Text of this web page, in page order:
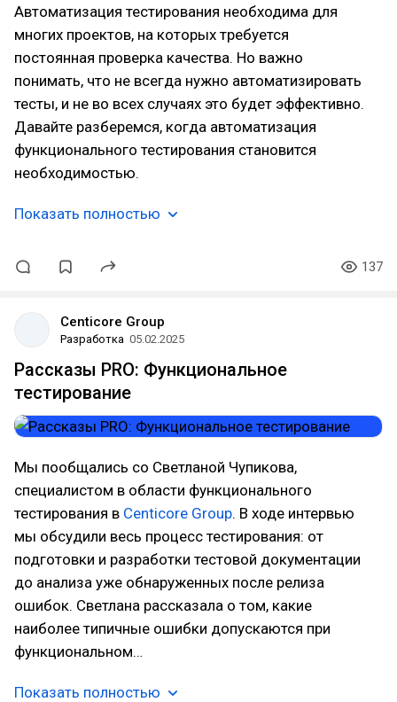
Автоматизация тестирования необходима для
многих проектов, на которых требуется
постоянная проверка качества. Но важно
понимать, что не всегда нужно автоматизировать
тесты, и не во всех случаях это будет эффективно.
Давайте разберемся, когда автоматизация
функционального тестирования становится
необходимостью.
Показать полностью
137
Centicore Group
Разработка 05.02.2025
Рассказы PRO: Функциональное
тестирование
Мы пообщались со Светланой Чупикова,
специалистом в области функционального
тестирования в Centicore Group. В ходе интервью
мы обсудили весь процесс тестирования: от
подготовки и разработки тестовой документации
до анализа уже обнаруженных после релиза
ошибок. Светлана рассказала о том, какие
наиболее типичные ошибки допускаются при
функциональном…
Показать полностью